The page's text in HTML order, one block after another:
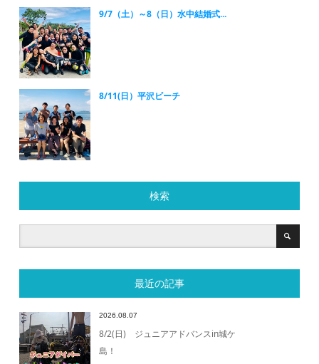
9/7（土）～8（日）水中結婚式...
8/11(日）平沢ビーチ
検索
最近の記事
2026.08.07
8/2(日) ジュニアアドバンスin城ケ
島！